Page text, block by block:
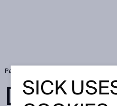
Page d'accueil
SICK